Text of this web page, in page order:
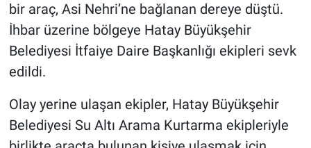
bir araç, Asi Nehri’ne bağlanan dereye düştü.
İhbar üzerine bölgeye Hatay Büyükşehir
Belediyesi İtfaiye Daire Başkanlığı ekipleri sevk
edildi.
Olay yerine ulaşan ekipler, Hatay Büyükşehir
Belediyesi Su Altı Arama Kurtarma ekipleriyle